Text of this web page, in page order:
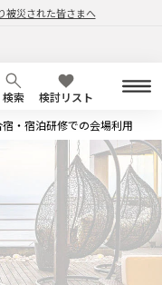
被災された皆さまへ
検索
検討リスト
宿・宿泊研修での会場利用